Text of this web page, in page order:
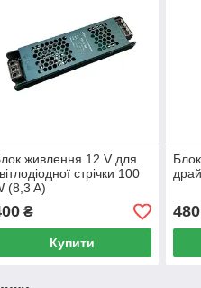
живлення 12 V для
стрічки 100
(8,3 A)
₴
Купити
480